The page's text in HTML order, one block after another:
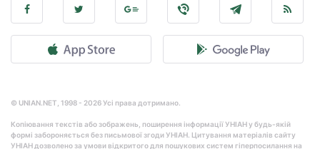
© UNIAN.NET, 1998 - 2026 Усі права дотримано.
Копіювання текстів або зображень, поширення інформації УНІАН у будь-якій
формі забороняється без письмової згоди УНІАН. Цитування матеріалів сайту
УНІАН дозволено за умови відкритого для пошукових систем гіперпосилання на